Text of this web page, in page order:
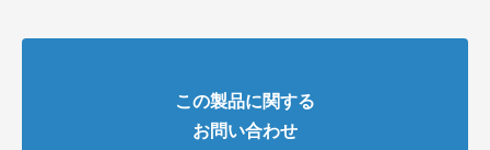
この製品に関する
お問い合わせ